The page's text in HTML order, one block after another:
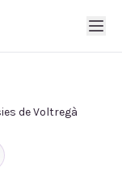
de Voltregà